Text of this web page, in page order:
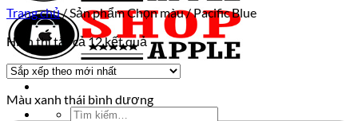
Tìm
Trang chủ/Sản phẩm Chọn màu/Pacific Blue
Hiển thị tất cả 12 kết quảĐã
sắp
mới
Màu xanh thái bình dương